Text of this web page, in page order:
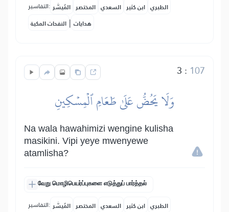
التفاسير: المُيسَّر المختصر السعدي ابن كثير الطبري
النفحات المكية | هدايات
3 : 107
وَلَا يَحُضُّ عَلَىٰ طَعَامِ ٱلۡمِسۡكِينِ
Na wala hawahimizi wengine kulisha
masikini. Vipi yeye mwenyewe
atamlisha?
வேறு மொழிபெயர்ப்புகளை எடுத்துப் பார்த்தல்
التفاسير: المُيسَّر المختصر السعدي ابن كثير الطبري